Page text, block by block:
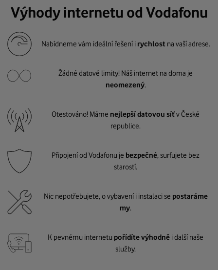
Výhody internetu od Vodafonu
Nabídneme vám ideální řešení i rychlost na vaší adrese.
Žádné datové limity! Náš internet na doma je
neomezený.
Otestováno! Máme nejlepší datovou síťv České
republice.
Připojení od Vodafonu je bezpečné, surfujete bez
starostí.
Nic nepotřebujete, o vybavení i instalaci se postaráme
my.
K pevnému internetu pořídíte výhodně i další naše
služby.